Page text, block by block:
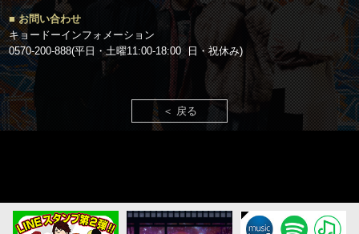
■ お問い合わせ
キョードーインフォメーション
0570-200-888(平日・土曜11:00-18:00 日・祝休み)
＜ 戻る